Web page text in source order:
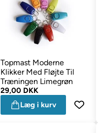
Topmast Moderne
Klikker Med Fløjte Til
Træningen Limegrøn
29,00 DKK
Læg i kurv